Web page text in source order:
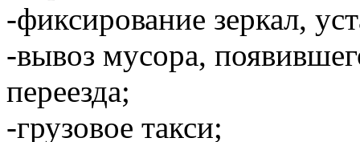
-фиксирование зеркал,
-вывоз мусора,
переезда;
-грузовое такси;